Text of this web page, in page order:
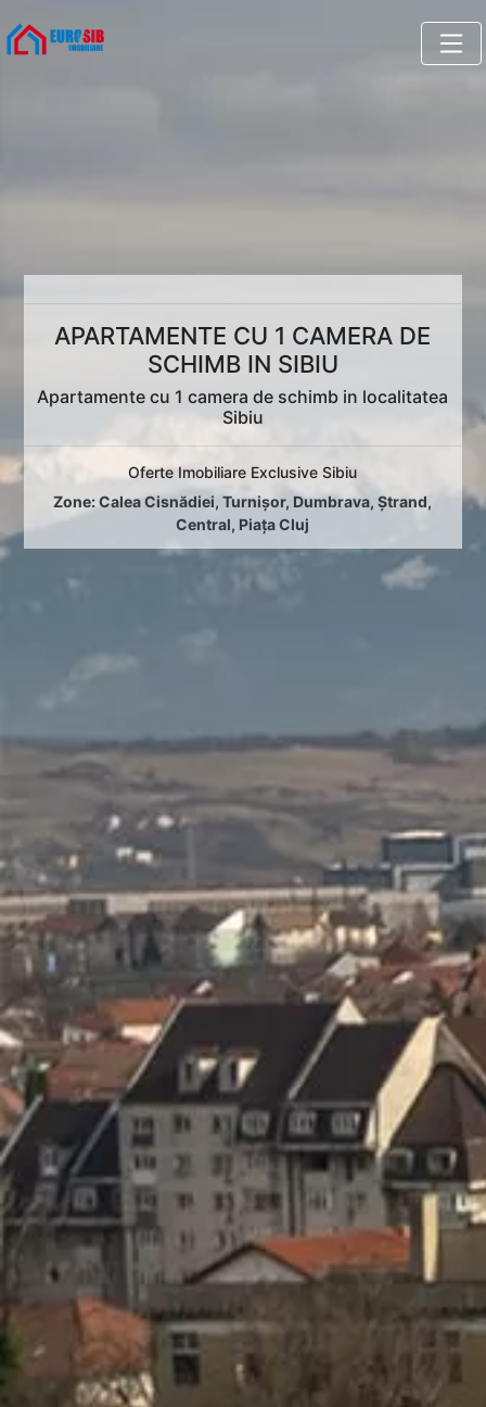
APARTAMENTE CU 1 CAMERA DE
SCHIMB IN SIBIU
Apartamente cu 1 camera de schimb in localitatea
Sibiu
Oferte Imobiliare Exclusive Sibiu
Zone:Calea Cisnădiei,Turnișor, Dumbrava,Ștrand,
Central, Piața Cluj